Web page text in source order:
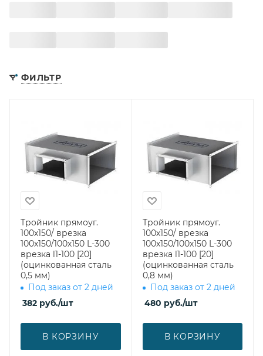
ФИЛЬТР
Тройник прямоуг.
100х150/ врезка
100х150/100х150 L-300
врезка l1-100 [20]
(оцинкованная сталь
0,5 мм)
Под заказ от 2 дней
382 руб./шт
В КОРЗИНУ
Тройник прямоуг.
100х150/ врезка
100х150/100х150 L-300
врезка l1-100 [20]
(оцинкованная сталь
0,8 мм)
Под заказ от 2 дней
480 руб./шт
В КОРЗИНУ